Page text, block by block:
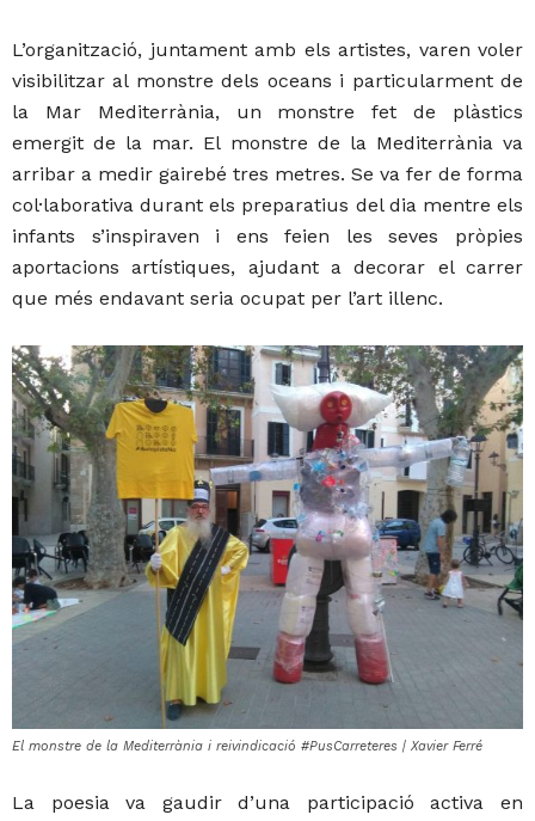
L’organització, juntament amb els artistes, varen voler
visibilitzar al monstre dels oceans i particularment de
la Mar Mediterrània, un monstre fet de plàstics
emergit de la mar. El monstre de la Mediterrània va
arribar a medir gairebé tres metres. Se va fer de forma
col·laborativa durant els preparatius del dia mentre els
infants s’inspiraven i ens feien les seves pròpies
aportacions artístiques, ajudant a decorar el carrer
que més endavant seria ocupat per l’art illenc.
El monstre de la Mediterrània i reivindicació #PusCarreteres | Xavier Ferré
La poesia va gaudir d’una participació activa en